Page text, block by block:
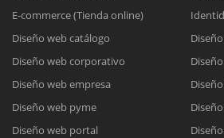
E-commerce (Tienda online)
Diseño web catálogo
Diseño web corporativo
Diseño web empresa
Diseño web pyme
Diseño web portal